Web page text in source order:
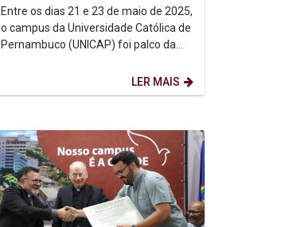
Integral
Entre os dias 21 e 23 de maio de 2025,
o campus da Universidade Católica de
Pernambuco (UNICAP) foi palco da
LER MAIS